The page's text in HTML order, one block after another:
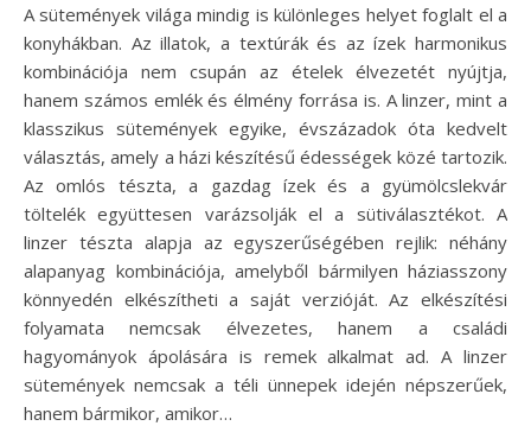
A sütemények világa mindig is különleges helyet foglalt el a
konyhákban. Az illatok, a textúrák és az ízek harmonikus
kombinációja nem csupán az ételek élvezetét nyújtja,
hanem számos emlék és élmény forrása is. A linzer, mint a
klasszikus sütemények egyike, évszázadok óta kedvelt
választás, amely a házi készítésű édességek közé tartozik.
Az omlós tészta, a gazdag ízek és a gyümölcslekvár
töltelék együttesen varázsolják el a sütiválasztékot. A
linzer tészta alapja az egyszerűségében rejlik: néhány
alapanyag kombinációja, amelyből bármilyen háziasszony
könnyedén elkészítheti a saját verzióját. Az elkészítési
folyamata nemcsak élvezetes, hanem a családi
hagyományok ápolására is remek alkalmat ad. A linzer
sütemények nemcsak a téli ünnepek idején népszerűek,
hanem bármikor, amikor…